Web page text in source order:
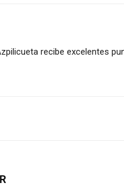
recibe excelentes